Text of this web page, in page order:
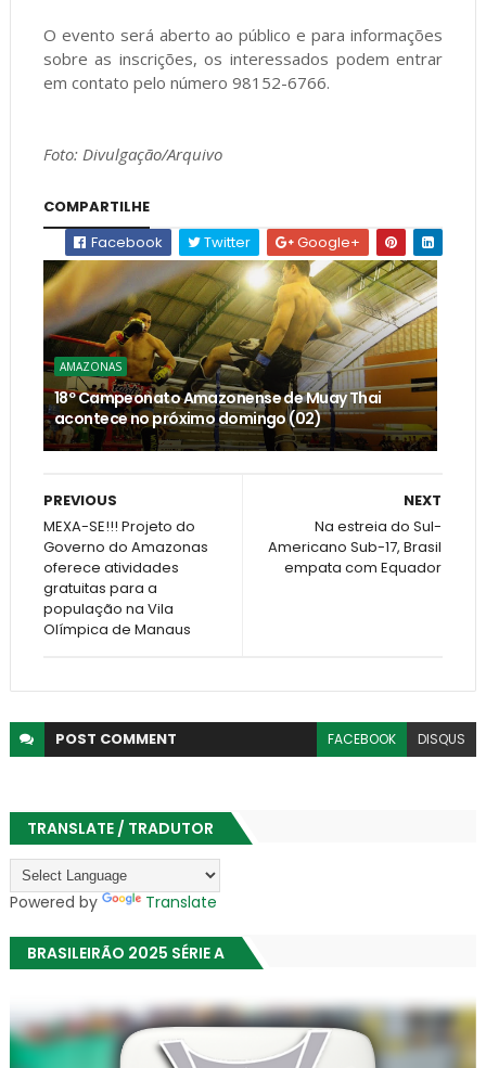
O evento será aberto ao público e para informações
sobre as inscrições, os interessados podem entrar
em contato pelo número 98152-6766.
Foto: Divulgação/Arquivo
COMPARTILHE
Facebook
Twitter Google+
AMAZONAS
18º Campeonato Amazonense de Muay Thai
acontece no próximo domingo (02)
NEXT
Na estreia do Sul-
Americano Sub-17, Brasil
empata com Equador
PREVIOUS
MEXA-SE!!! Projeto do
Governo do Amazonas
oferece atividades
gratuitas para a
população na Vila
Olímpica de Manaus
POST COMMENT FACEBOOK DISQUS
TRANSLATE / TRADUTOR
Powered by Translate
BRASILEIRÃO 2025 SÉRIE A